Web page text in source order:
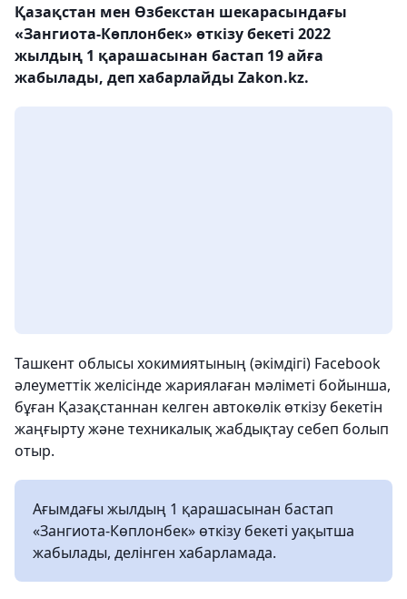
Қазақстан мен Өзбекстан шекарасындағы
«Зангиота-Көплонбек» өткізу бекеті 2022
жылдың 1 қарашасынан бастап 19 айға
жабылады, деп хабарлайды Zakon.kz.
Ташкент облысы хокимиятының (әкімдігі) Facebook
әлеуметтік желісінде жариялаған мәліметі бойынша,
бұған Қазақстаннан келген автокөлік өткізу бекетін
жаңғырту және техникалық жабдықтау себеп болып
отыр.
Ағымдағы жылдың 1 қарашасынан бастап
«Зангиота-Көплонбек» өткізу бекеті уақытша
жабылады, делінген хабарламада.